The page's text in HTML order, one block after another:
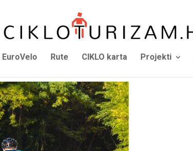
EuroVelo Rute CIKLO karta Projekti